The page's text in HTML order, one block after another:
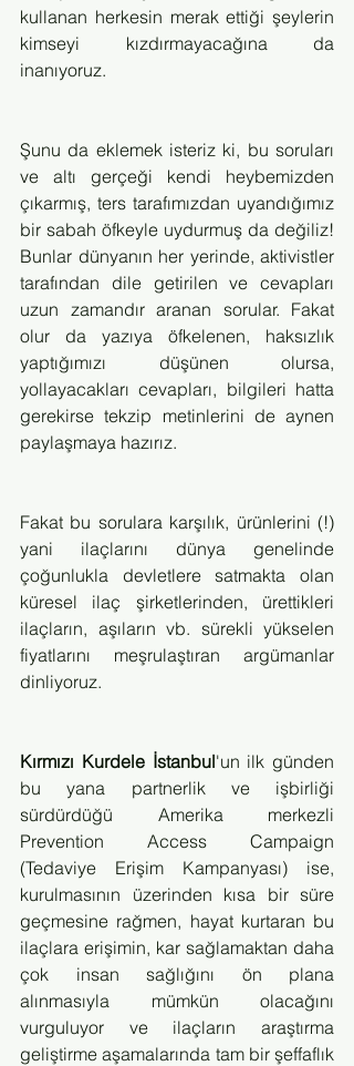
kullanan herkesin merak ettiği şeylerin
kimseyi kızdırmayacağına da
inanıyoruz.
Şunu da eklemek isteriz ki, bu soruları
ve altı gerçeği kendi heybemizden
çıkarmış, ters tarafımızdan uyandığımız
bir sabah öfkeyle uydurmuş da değiliz!
Bunlar dünyanın her yerinde, aktivistler
tarafından dile getirilen ve cevapları
uzun zamandır aranan sorular. Fakat
olur da yazıya öfkelenen, haksızlık
yaptığımızı düşünen olursa,
yollayacakları cevapları, bilgileri hatta
gerekirse tekzip metinlerini de aynen
paylaşmaya hazırız.
Fakat bu sorulara karşılık, ürünlerini (!)
yani ilaçlarını dünya genelinde
çoğunlukla devletlere satmakta olan
küresel ilaç şirketlerinden, ürettikleri
ilaçların, aşıların vb. sürekli yükselen
fiyatlarını meşrulaştıran argümanlar
dinliyoruz.
Kırmızı Kurdele İstanbul'un ilk günden
bu yana partnerlik ve işbirliği
sürdürdüğü Amerika merkezli
Prevention Access Campaign
(Tedaviye Erişim Kampanyası) ise,
kurulmasının üzerinden kısa bir süre
geçmesine rağmen, hayat kurtaran bu
ilaçlara erişimin, kar sağlamaktan daha
çok insan sağlığını ön plana
alınmasıyla mümkün olacağını
vurguluyor ve ilaçların araştırma
geliştirme aşamalarında tam bir şeffaflık